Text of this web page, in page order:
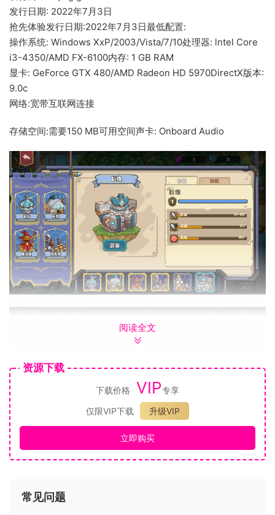
发行日期: 2022年7月3日
抢先体验发行日期:2022年7月3日最低配置:
操作系统: Windows XxP/2003/Vista/7/10处理器: lntel Core
i3-4350/AMD FX-6100内存: 1 GB RAM
显卡: GeForce GTX 480/AMD Radeon HD 5970DirectX版本:
9.0c
网络:宽带互联网连接
存储空间:需要150 MB可用空间声卡: Onboard Audio
阅读全文
资源下载
下载价格 VIP专享
仅限VIP下载
升级VIP
立即购买
常见问题